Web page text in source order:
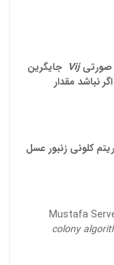
صورتیVij جایگرین
نباشد مقدار
کلونی زنبور عسل
Mustafa
colony